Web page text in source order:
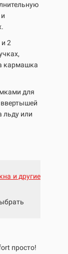
2
кармашка
для
ввертышей
льду или
и другие
просто!